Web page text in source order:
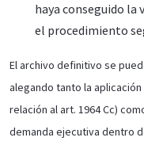
haya conseguido la
el procedimiento
El archivo definitivo se
alegando tanto la
relación al art. 1964 Cc)
demanda ejecutiva dentro